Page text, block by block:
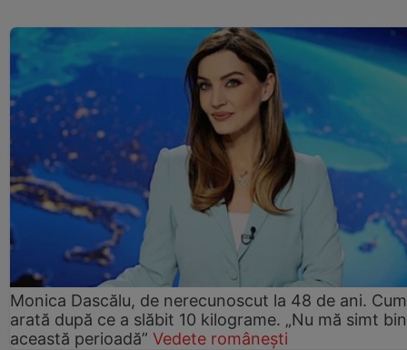
Monica Dascălu, de nerecunoscut la 48 de ani. Cum
arată după ce a slăbit 10 kilograme. „Nu mă simt
această perioadă” Vedete românești